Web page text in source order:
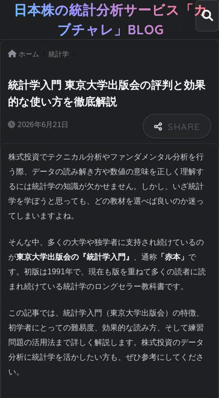
日本株の統計分析サービス「カ
ブチャレ」BLOG
ホーム 統計学
統計学入門 東京大学出版会の評判と効果
的な使い方を徹底解説
2026年6月21日
株式投資でテクニカル分析やファンダメンタル分析を行
う際、データの読み解き方や数値の意味を正しく理解す
るには統計学の知識が欠かせません。しかし、いざ統計
学を学ぼうと思っても、どの教材を選べば良いのか迷っ
てしまいますよね。
そんな中、多くの大学や独学者に支持され続けているの
が東京大学出版会の『統計学入門』 、通称 「赤本」 で
す。初版は1991年で、現在も版を重ねて多くの読者に読
まれ続けている統計学のロングセラー教科書です。
この記事では、統計学入門（東京大学出版会）の特徴、
初学者にとっての難易度、効果的な読み方、そして練習
問題の活用法まで詳しく解説します。株式投資のデータ
分析に統計学を活かしたい方も、ぜひ参考にしてくださ
い。